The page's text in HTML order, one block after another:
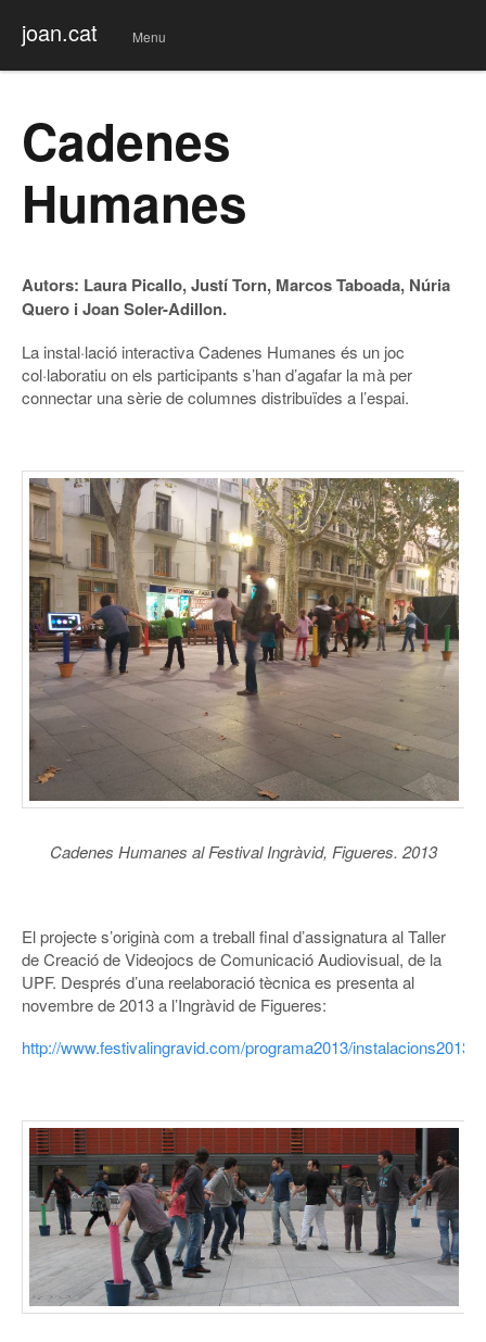
joan.cat
Menu
Cadenes
Humanes
Autors: Laura Picallo, Justí Torn, Marcos Taboada, Núria
Quero i Joan Soler-Adillon.
La instal·lació interactiva Cadenes Humanes és un joc
col·laboratiu on els participants s’han d’agafar la mà per
connectar una sèrie de columnes distribuïdes a l’espai.
Cadenes Humanes al Festival Ingràvid, Figueres. 2013
El projecte s’originà com a treball final d’assignatura al Taller
de Creació de Videojocs de Comunicació Audiovisual, de la
UPF. Després d’una reelaboració tècnica es presenta al
novembre de 2013 a l’Ingràvid de Figueres:
http://www.festivalingravid.com/programa2013/instalacions2013/